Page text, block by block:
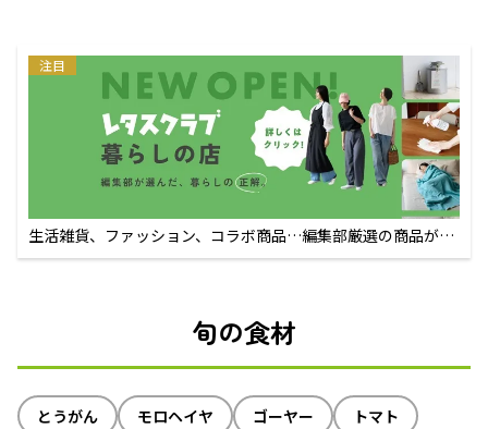
注目
生活雑貨、ファッション、コラボ商品…編集部厳選の商品が買
えるECサイト
旬の食材
とうがん モロヘイヤ ゴーヤー
トマト